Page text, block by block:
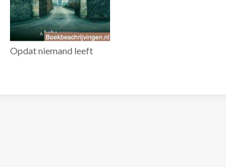
Opdat niemand leeft